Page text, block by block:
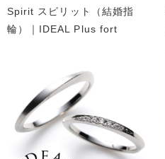
Spirit スピリット（結婚指
輪）｜IDEAL Plus fort